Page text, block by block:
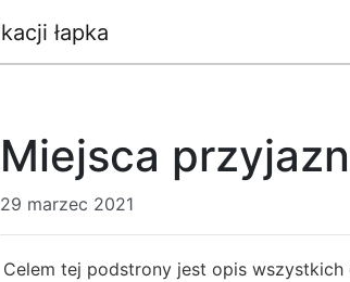
Miejsca
29 marzec 2021
Celem tej podstrony jest opis